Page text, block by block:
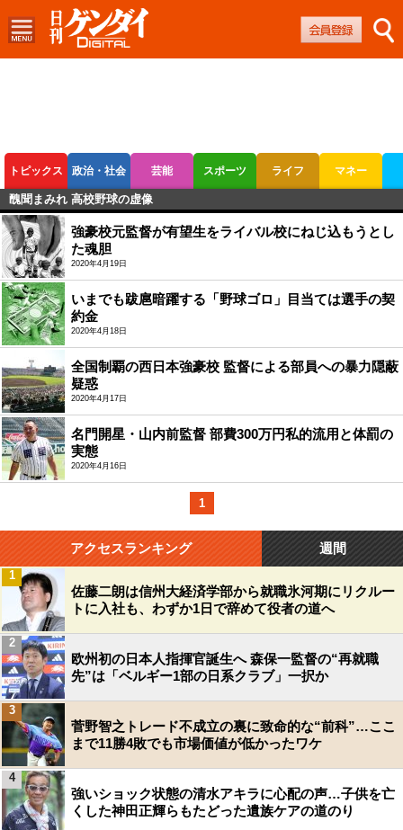
トピックス 政治・社会 芸能 スポーツ ライフ マネー
ボートレース 競輪 オートレース
醜聞まみれ 高校野球の虚像
強豪校元監督が有望生をライバル校にねじ込もうとし
た魂胆
2020年4月19日
いまでも跋扈暗躍する「野球ゴロ」目当ては選手の契
約金
2020年4月18日
全国制覇の西日本強豪校 監督による部員への暴力隠蔽
疑惑
2020年4月17日
名門開星・山内前監督 部費300万円私的流用と体罰の
実態
2020年4月16日
1
アクセスランキング 週間
佐藤二朗は信州大経済学部から就職氷河期にリクルー
トに入社も、わずか1日で辞めて役者の道へ
1
欧州初の日本人指揮官誕生へ 森保一監督の“再就職
先”は「ベルギー1部の日系クラブ」一択か
2
菅野智之トレード不成立の裏に致命的な“前科”…ここ
まで11勝4敗でも市場価値が低かったワケ
3
強いショック状態の清水アキラに心配の声…子供を亡
くした神田正輝らもたどった遺族ケアの道のり
4